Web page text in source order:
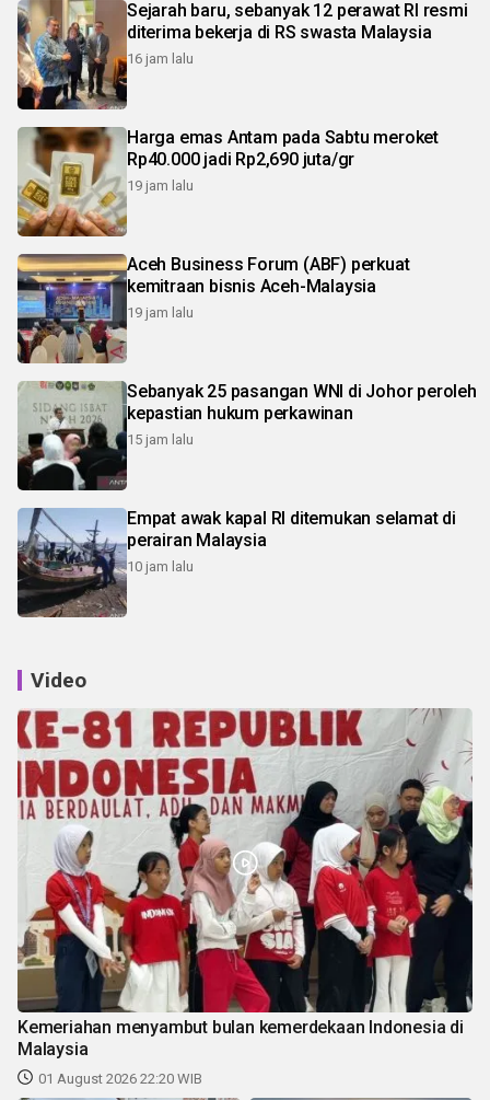
Sejarah baru, sebanyak 12 perawat RI resmi
diterima bekerja di RS swasta Malaysia
16 jam lalu
Harga emas Antam pada Sabtu meroket
Rp40.000 jadi Rp2,690 juta/gr
19 jam lalu
Aceh Business Forum (ABF) perkuat
kemitraan bisnis Aceh-Malaysia
19 jam lalu
Sebanyak 25 pasangan WNI di Johor peroleh
kepastian hukum perkawinan
15 jam lalu
Empat awak kapal RI ditemukan selamat di
perairan Malaysia
10 jam lalu
Video
Kemeriahan menyambut bulan kemerdekaan Indonesia di
Malaysia
01 August 2026 22:20 WIB